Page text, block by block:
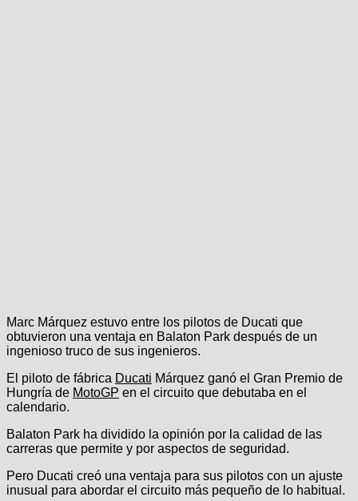
Marc Márquez estuvo entre los pilotos de Ducati que
obtuvieron una ventaja en Balaton Park después de un
ingenioso truco de sus ingenieros.
El piloto de fábrica Ducati Márquez ganó el Gran Premio de
Hungría de MotoGP en el circuito que debutaba en el
calendario.
Balaton Park ha dividido la opinión por la calidad de las
carreras que permite y por aspectos de seguridad.
Pero Ducati creó una ventaja para sus pilotos con un ajuste
inusual para abordar el circuito más pequeño de lo habitual.